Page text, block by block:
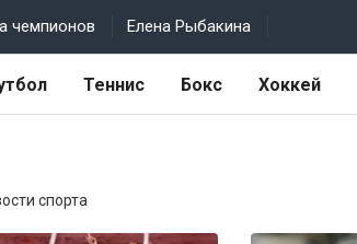
чемпионов Елена Рыбакина
Теннис Бокс Хоккей
спорта